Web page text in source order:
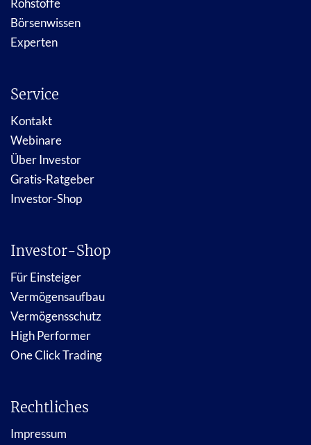
Rohstoffe
Börsenwissen
Experten
Service
Kontakt
Webinare
Über Investor
Gratis-Ratgeber
Investor-Shop
Investor-Shop
Für Einsteiger
Vermögensaufbau
Vermögensschutz
High Performer
One Click Trading
Rechtliches
Impressum